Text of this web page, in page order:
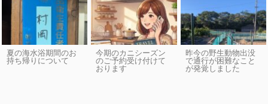
夏の海水浴期間のお
持ち帰りについて
今期のカニシーズン
のご予約受け付けて
おります
昨今の野生動物出没
で通行が困難なこと
が発覚しました